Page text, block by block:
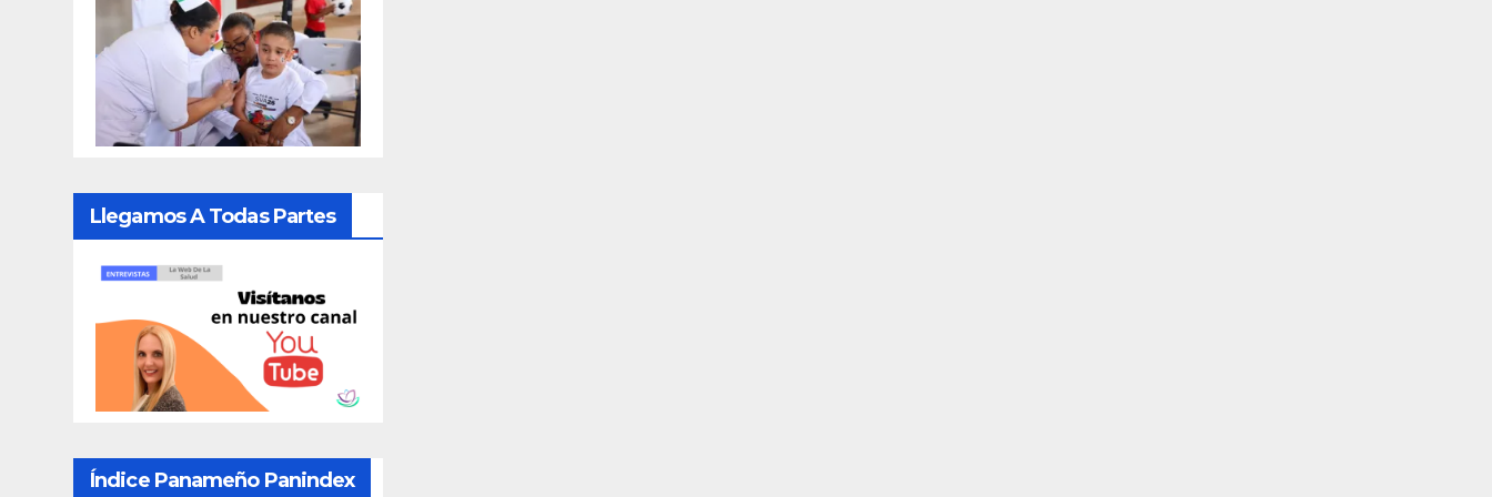
Llegamos A Todas Partes
Índice Panameño Panindex